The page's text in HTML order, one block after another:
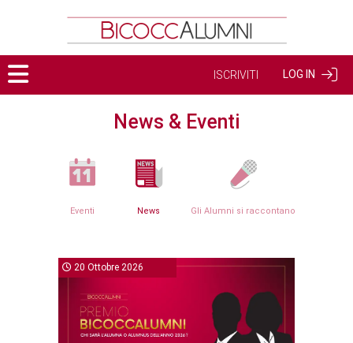
LOG IN
ISCRIVITI
News & Eventi
Eventi News Gli Alumni si raccontano
20 Ottobre 2026